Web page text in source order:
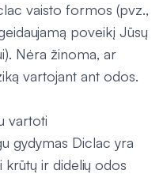
vaisto formos (pvz.,
poveikį Jūsų
Nėra žinoma, ar
vartojant ant odos.
vartoti
gydymas Diclac yra
krūtų ir didelių odos